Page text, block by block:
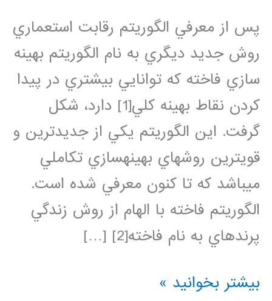
پس از معرفي الگوريتم رقابت استعماري
روش جديد ديگري به نام الگوريتم بهينه
سازي فاخته كه توانايي بيشتري در پيدا
كردن نقاط بهينه كلي[1] دارد، شكل
گرفت. اين الگوريتم يكي از جديدترين و
قويترين روشهاي بهينهسازي تكاملي
ميباشد كه تا كنون معرفي شده است.
الگوريتم فاخته با الهام از روش زندگي
پرندهاي به نام فاخته[2] […]
فیلم
بیشتر بخوانید »